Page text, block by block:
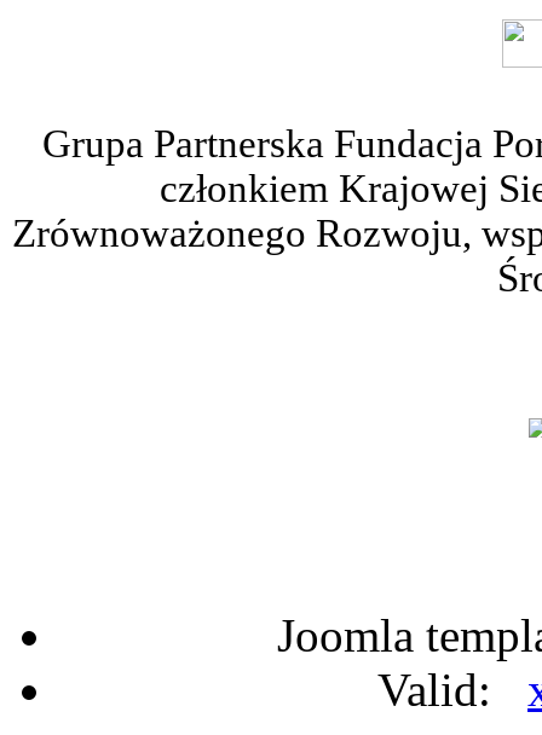
Grupa Partnerska Fundacja
członkiem Krajowej
Zrównoważonego Rozwoju,
Joomla
Valid: